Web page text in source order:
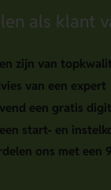
als klant
zijn van
van een expert
een gratis
start- en
ons met een